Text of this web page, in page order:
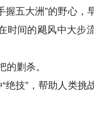
五大洲”的野心，
时间的飓风中大步
剿杀。
技”，帮助人类挑